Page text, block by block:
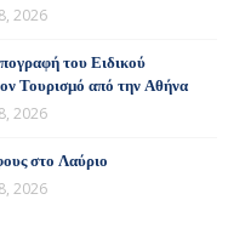
2026
του Ειδικού
Τουρισμό από την Αθήνα
2026
στο Λαύριο
2026